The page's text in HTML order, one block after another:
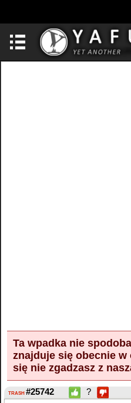
Ta wpadka nie
znajduje się obecnie w
się nie zgadzasz z
TRASH #25742 ?